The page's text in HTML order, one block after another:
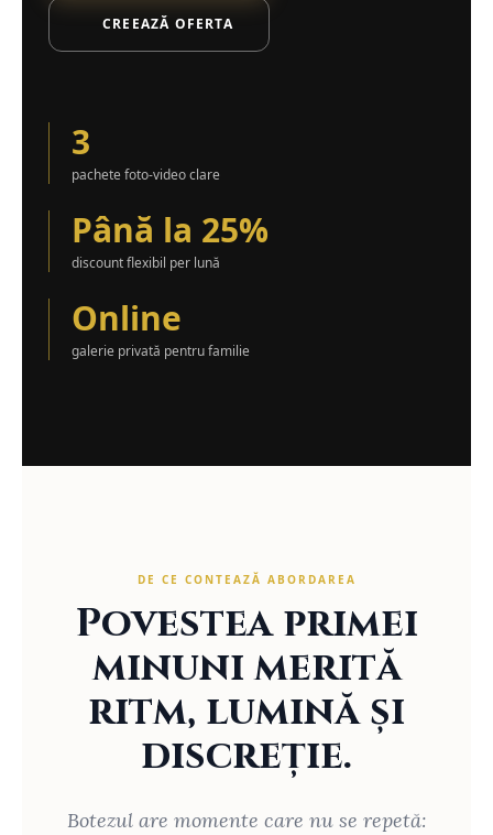
CREEAZĂ OFERTA
3
pachete foto-video clare
Până la 25%
discount flexibil per lună
Online
galerie privată pentru familie
DE CE CONTEAZĂ ABORDAREA
Povestea primei
minuni merită
ritm, lumină și
discreție.
Botezul are momente care nu se repetă: